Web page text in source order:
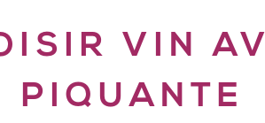
VIN
PIQUANTE